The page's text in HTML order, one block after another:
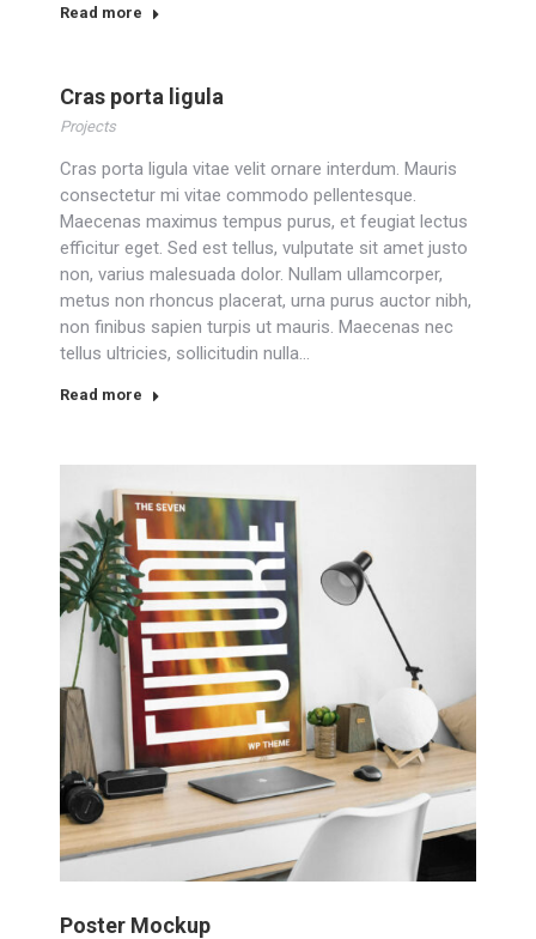
Read more
Cras porta ligula
Projects
Cras porta ligula vitae velit ornare interdum. Mauris
consectetur mi vitae commodo pellentesque.
Maecenas maximus tempus purus, et feugiat lectus
efficitur eget. Sed est tellus, vulputate sit amet justo
non, varius malesuada dolor. Nullam ullamcorper,
metus non rhoncus placerat, urna purus auctor nibh,
non finibus sapien turpis ut mauris. Maecenas nec
tellus ultricies, sollicitudin nulla…
Read more
Poster Mockup